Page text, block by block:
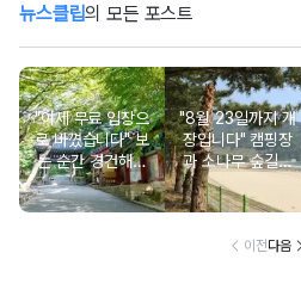
뉴스클립의 모든 포스트
"이제 무료 입장으
로 바꼈습니다" 보
는 순간 경건해지
고 마음이 편안해
지는 사찰 여행지
"8월 23일까지 개
장입니다" 캠핑장
과 소나무 숲길이
붙어있는 조용한
남해 해수욕장
이전다음